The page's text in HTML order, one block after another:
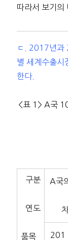
따라서 보기의
ㄷ. 2017년과
별 세계수출시
한다.
<표 1> A국
구분
연도
품목
A국
201